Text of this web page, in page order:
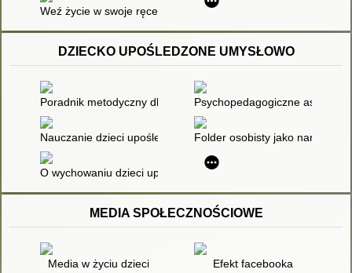
Weź życie w swoje ręce! : motywacja do osiągania celów
DZIECKO UPOŚLEDZONE UMYSŁOWO
Poradnik metodyczny dla nauczycieli kształcących uczniów z
Psychopedagogiczne aspekty
Nauczanie dzieci upośledzonych umysłowo w klasach
Folder osobisty jako narzędzie
O wychowaniu dzieci upośledzonych umysłowo : Poradnik dla
MEDIA SPOŁECZNOŚCIOWE
Media w życiu dzieci Efekt facebooka